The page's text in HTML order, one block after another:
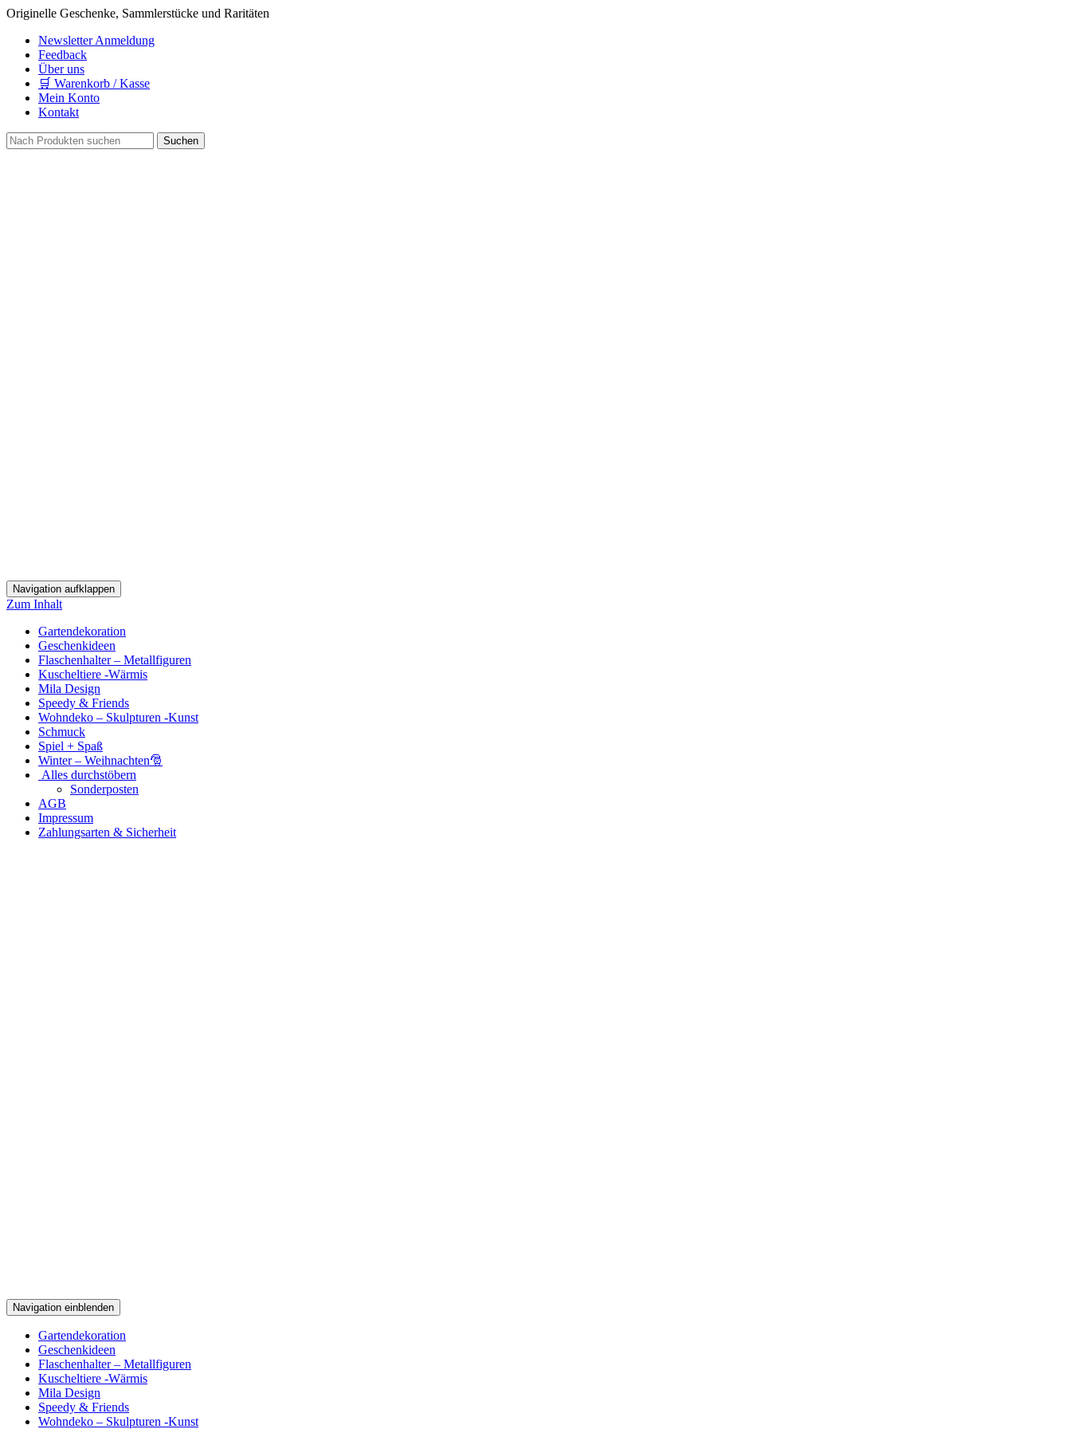
Originelle Geschenke, Sammlerstücke und Raritäten
Newsletter Anmeldung
Feedback
Über uns
🛒 Warenkorb / Kasse
Mein Konto
Kontakt
Navigation aufklappen
Zum Inhalt
Gartendekoration
Geschenkideen
Flaschenhalter – Metallfiguren
Kuscheltiere -Wärmis
Mila Design
Speedy & Friends
Wohndeko – Skulpturen -Kunst
Schmuck
Spiel + Spaß
Winter – Weihnachten🎅
Alles durchstöbern
Sonderposten
AGB
Impressum
Zahlungsarten & Sicherheit
Navigation einblenden
Gartendekoration
Geschenkideen
Flaschenhalter – Metallfiguren
Kuscheltiere -Wärmis
Mila Design
Speedy & Friends
Wohndeko – Skulpturen -Kunst